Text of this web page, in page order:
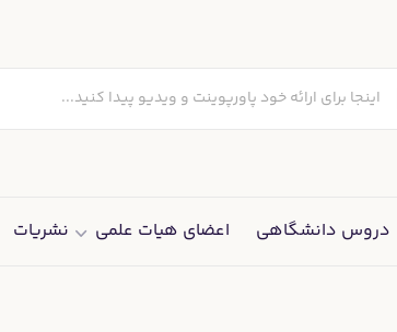
دروس دانشگاهی اعضای هیات علمی نشریات